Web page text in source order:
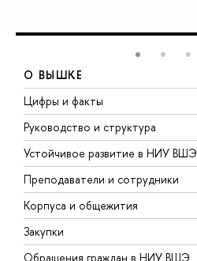
О ВЫШКЕ
Цифры и факты
Руководство и структура
Устойчивое развитие в НИУ ВШЭ
Преподаватели и сотрудники
Корпуса и общежития
Закупки
Обращения граждан в НИУ ВШЭ